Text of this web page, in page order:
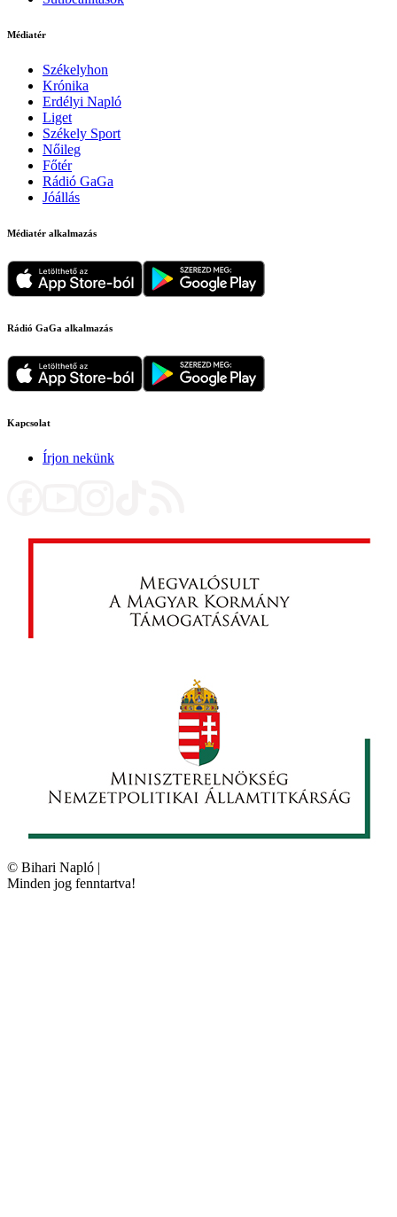
Médiatér
Székelyhon
Krónika
Erdélyi Napló
Liget
Székely Sport
Nőileg
Főtér
Rádió GaGa
Jóállás
Médiatér alkalmazás
Rádió GaGa alkalmazás
Kapcsolat
Írjon nekünk
© Bihari Napló |
Minden jog fenntartva!